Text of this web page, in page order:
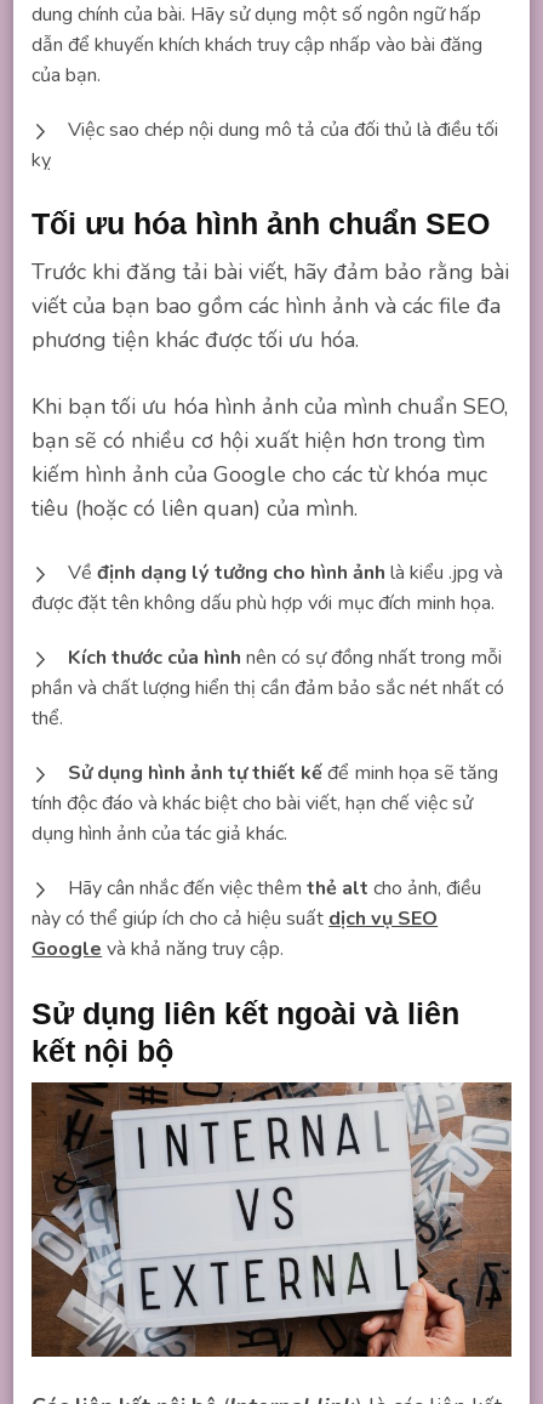
dung chính của bài. Hãy sử dụng một số ngôn ngữ hấp
dẫn để khuyến khích khách truy cập nhấp vào bài đăng
của bạn.
Việc sao chép nội dung mô tả của đối thủ là điều tối
kỵ
Tối ưu hóa hình ảnh chuẩn SEO
Trước khi đăng tải bài viết, hãy đảm bảo rằng bài
viết của bạn bao gồm các hình ảnh và các file đa
phương tiện khác được tối ưu hóa.
Khi bạn tối ưu hóa hình ảnh của mình chuẩn SEO,
bạn sẽ có nhiều cơ hội xuất hiện hơn trong tìm
kiếm hình ảnh của Google cho các từ khóa mục
tiêu (hoặc có liên quan) của mình.
Vềđịnh dạng lý tưởng cho hình ảnh là kiểu .jpg và
được đặt tên không dấu phù hợp với mục đích minh họa.
Kích thước của hình nên có sự đồng nhất trong mỗi
phần và chất lượng hiển thị cần đảm bảo sắc nét nhất có
thể.
Sử dụng hình ảnh tự thiết kếđể minh họa sẽ tăng
tính độc đáo và khác biệt cho bài viết, hạn chế việc sử
dụng hình ảnh của tác giả khác.
Hãy cân nhắc đến việc thêm thẻ altcho ảnh, điều
này có thể giúp ích cho cả hiệu suấtdịch vụ SEO
Googlevà khả năng truy cập.
Sử dụng liên kết ngoài và liên
kết nội bộ